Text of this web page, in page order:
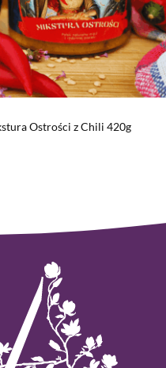
Ostrości z Chili 420g